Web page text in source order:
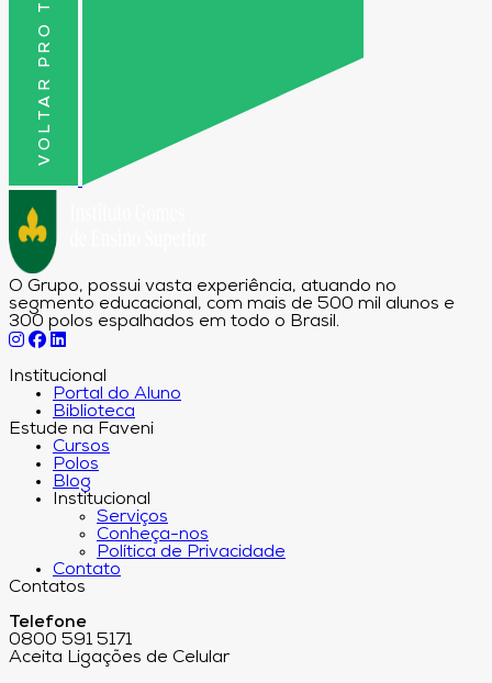
VOLTAR PRO TOPO
O Grupo, possui vasta experiência, atuando no
segmento educacional, com mais de 500 mil alunos e
300 polos espalhados em todo o Brasil.
Institucional
Portal do Aluno
Biblioteca
Estude na Faveni
Cursos
Polos
Blog
Institucional
Serviços
Conheça-nos
Política de Privacidade
Contato
Contatos
Telefone
0800 591 5171
Aceita Ligações de Celular